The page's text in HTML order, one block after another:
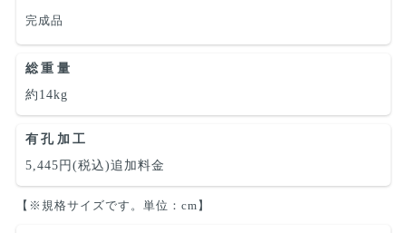
完成品
総重量
約14kg
有孔加工
5,445円(税込)追加料金
【※規格サイズです。単位：cm】